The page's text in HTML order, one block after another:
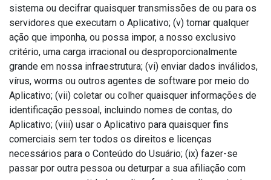
sistema ou decifrar quaisquer transmissões de ou para os
servidores que executam o Aplicativo; (v) tomar qualquer
ação que imponha, ou possa impor, a nosso exclusivo
critério, uma carga irracional ou desproporcionalmente
grande em nossa infraestrutura; (vi) enviar dados inválidos,
vírus, worms ou outros agentes de software por meio do
Aplicativo; (vii) coletar ou colher quaisquer informações de
identificação pessoal, incluindo nomes de contas, do
Aplicativo; (viii) usar o Aplicativo para quaisquer fins
comerciais sem ter todos os direitos e licenças
necessários para o Conteúdo do Usuário; (ix) fazer-se
passar por outra pessoa ou deturpar a sua afiliação com